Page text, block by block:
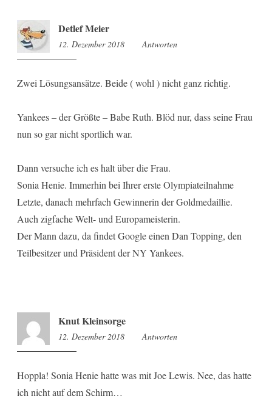
Detlef Meier
12. Dezember 2018 9:06
Antworten
Zwei Lösungsansätze. Beide ( wohl ) nicht ganz richtig.
Yankees – der Größte – Babe Ruth. Blöd nur, dass seine Frau
nun so gar nicht sportlich war.
Dann versuche ich es halt über die Frau.
Sonia Henie. Immerhin bei Ihrer erste Olympiateilnahme
Letzte, danach mehrfach Gewinnerin der Goldmedaillie.
Auch zigfache Welt- und Europameisterin.
Der Mann dazu, da findet Google einen Dan Topping, den
Teilbesitzer und Präsident der NY Yankees.
Knut Kleinsorge
12. Dezember 2018 9:17
Antworten
Hoppla! Sonia Henie hatte was mit Joe Lewis. Nee, das hatte
ich nicht auf dem Schirm…